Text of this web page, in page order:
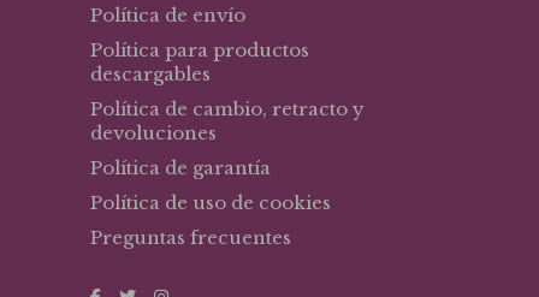
Política de envío
Política para productos
descargables
Política de cambio, retracto y
devoluciones
Política de garantía
Política de uso de cookies
Preguntas frecuentes